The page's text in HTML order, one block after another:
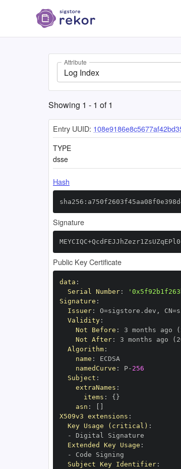
Attribute
Log Index
Showing 1 - 1 of1
Entry UUID:
TYPE
dsse
Hash
Signature
Public Key Certificate
data :
Serial Number:
Signature :
Issuer: O=sigstore.dev ,
Validity:
Not Before : 3 months ago
Not After: 3 months ago
Algorithm:
name :
namedCurve : P- 256
Subject :
extraNames :
items : { }
asn :
X509v3 extensions :
Key Usage (critical) :
-
Extended Key Usage :
-
Subject Key Identifier: